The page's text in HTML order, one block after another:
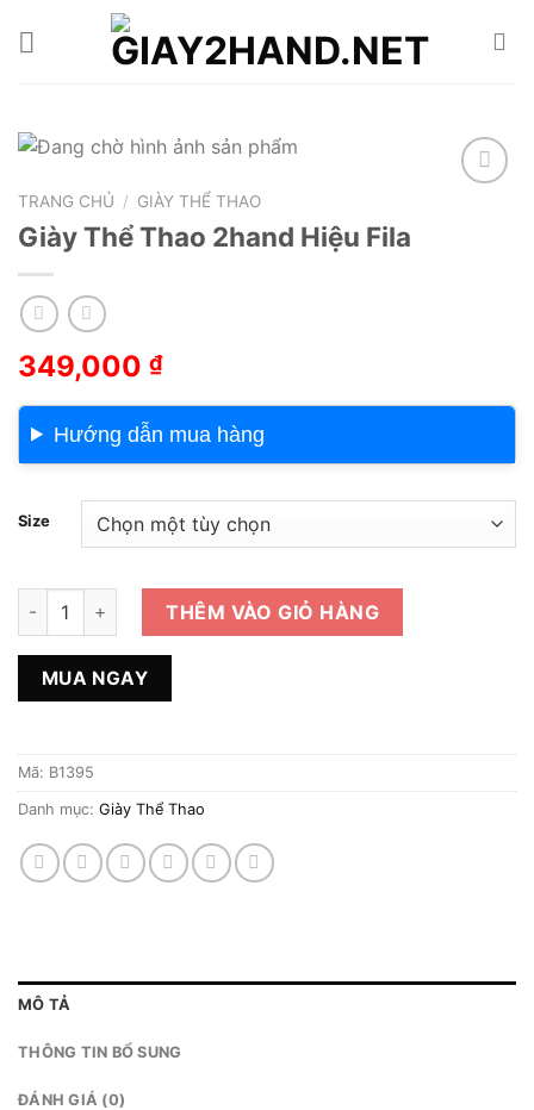
Add to wishlist
TRANG CHỦ / GIÀY THỂ THAO
Giày Thể Thao 2hand Hiệu Fila
349,000 ₫
Hướng dẫn mua hàng
Size
Giày Thể Thao 2hand Hiệu Fila số lượng
THÊM VÀO GIỎ HÀNG
MUA NGAY
Mã: B1395
Danh mục: Giày Thể Thao
MÔ TẢ
THÔNG TIN BỔ SUNG
ĐÁNH GIÁ (0)